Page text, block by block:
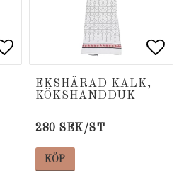
Lägg till i
Lägg till i
EKSHÄRAD KALK,
KÖKSHANDDUK
280 SEK/ST
KÖP